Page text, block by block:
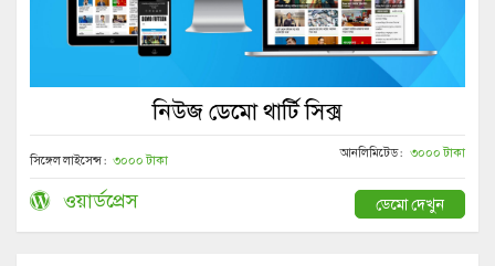
নিউজ ডেমো থার্টি সিক্স
সিঙ্গেল লাইসেন্স : ৩০০০ টাকা আনলিমিটেড : ৩০০০ টাকা
ওয়ার্ডপ্রেস ডেমো দেখুন